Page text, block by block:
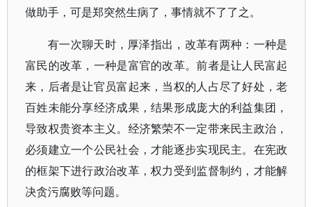
做助手，可是郑突然生病了，事情就不了了之。
有一次聊天时，厚泽指出，改革有两种：一种是
富民的改革，一种是富官的改革。前者是让人民富起
来，后者是让官员富起来，当权的人占尽了好处，老
百姓未能分享经济成果，结果形成庞大的利益集团，
导致权贵资本主义。经济繁荣不一定带来民主政治，
必须建立一个公民社会，才能逐步实现民主。在宪政
的框架下进行政治改革，权力受到监督制约，才能解
决贪污腐败等问题。